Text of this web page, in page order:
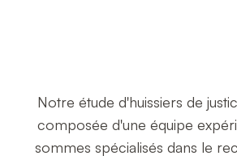
Notre étude d'huissiers de
composée d'une équipe
sommes spécialisés dans le